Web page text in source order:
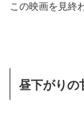
この映画を見終
昼下がりの